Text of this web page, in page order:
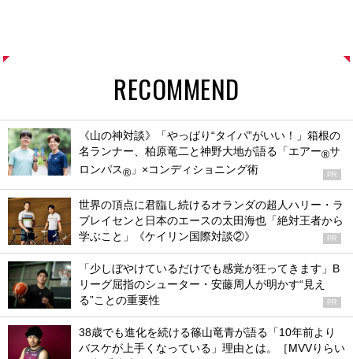
RECOMMEND
《山の神対談》「やっぱり“タイパ”がいい！」箱根の
名ランナー、柏原竜二と神野大地が語る「エアー®サ
ロンパス® 」×コンディショニング術 PR
世界の頂点に君臨し続けるオランダの超人ハリー・ラ
ブレイセンと日本のエースの太田海也「絶対王者から
学ぶこと」《ケイリン国際対談②》
PR
「少しぼやけているだけでも感覚が狂ってきます」B
リーグ屈指のシューター・安藤周人が明かす“見え
る”ことの重要性
PR
38歳でも進化を続ける篠山竜青が語る「10年前より
バスケが上手くなっている」理由とは。［MVVりらい